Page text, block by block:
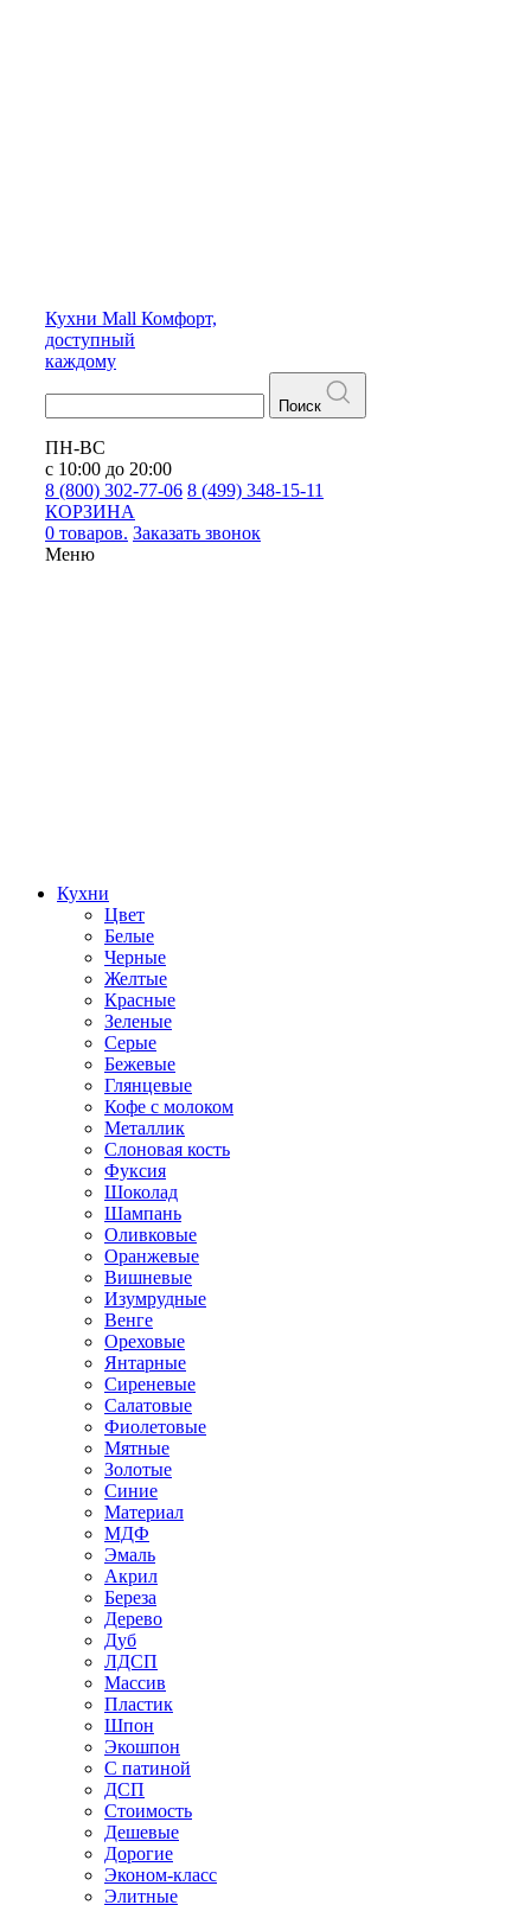
Кухни Mall Комфорт,
доступный
каждому
Поиск
ПН-ВС
с 10:00 до 20:00
8 (800) 302-77-06 8 (499) 348-15-11
КОРЗИНА
0 товаров. Заказать звонок
Меню
Кухни
Цвет
Белые
Черные
Желтые
Красные
Зеленые
Серые
Бежевые
Глянцевые
Кофе с молоком
Металлик
Слоновая кость
Фуксия
Шоколад
Шампань
Оливковые
Оранжевые
Вишневые
Изумрудные
Венге
Ореховые
Янтарные
Сиреневые
Салатовые
Фиолетовые
Мятные
Золотые
Синие
Материал
МДФ
Эмаль
Акрил
Береза
Дерево
Дуб
ЛДСП
Массив
Пластик
Шпон
Экошпон
С патиной
ДСП
Стоимость
Дешевые
Дорогие
Эконом-класс
Элитные